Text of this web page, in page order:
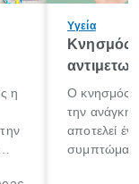
η
Υγεία
Κνησμός:
Ο κνησμός
την ανάγκη
αποτελεί